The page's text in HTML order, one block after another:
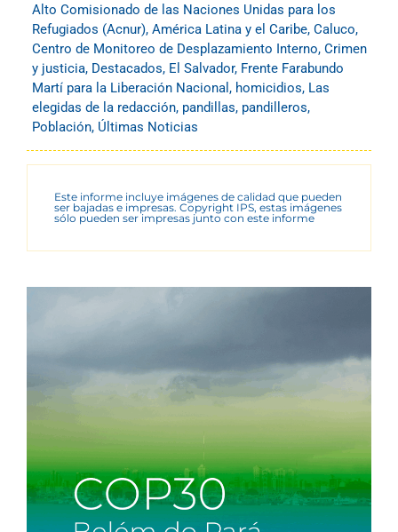
Alto Comisionado de las Naciones Unidas para los
Refugiados (Acnur), América Latina y el Caribe, Caluco,
Centro de Monitoreo de Desplazamiento Interno, Crimen
y justicia, Destacados, El Salvador, Frente Farabundo
Martí para la Liberación Nacional , homicidios, Las
elegidas de la redacción, pandillas, pandilleros,
Población, Últimas Noticias
Este informe incluye imágenes de calidad que pueden
ser bajadas e impresas. Copyright IPS, estas imágenes
sólo pueden ser impresas junto con este informe